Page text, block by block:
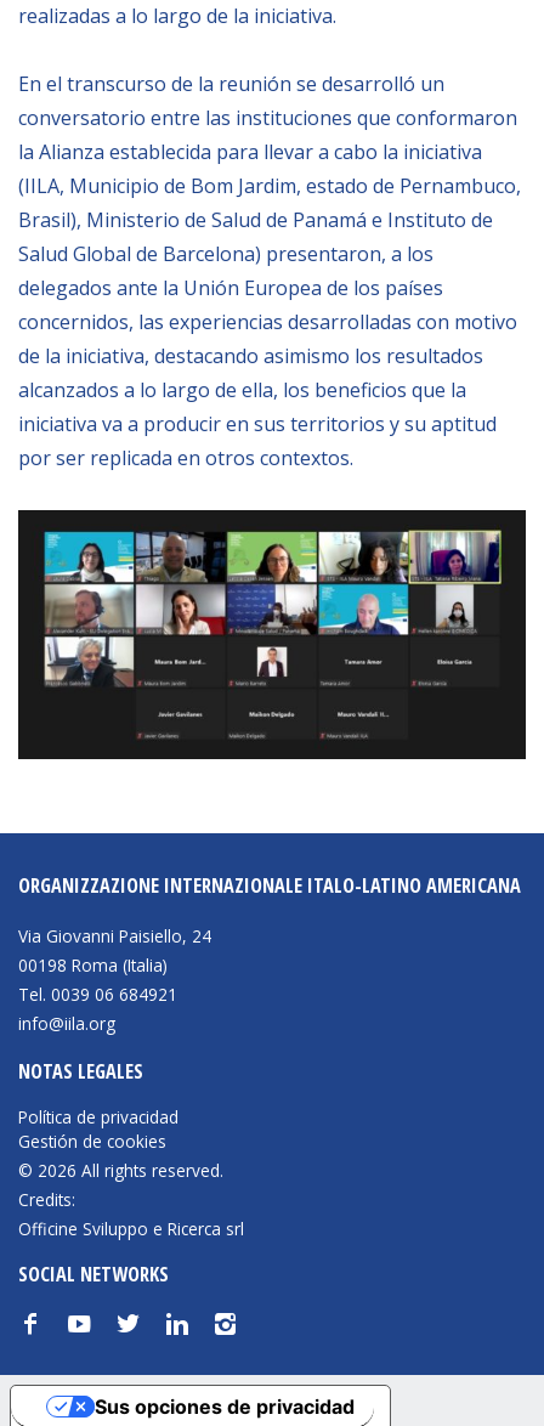
OPORTUNIDADES
Convocatorias
Becas
Alta Formación
Para las empresas
Registro de proveedores
Contratos/Acuerdos/Grant
NEWSLETTER
realizadas a lo largo de la iniciativa.
En el transcurso de la reunión se desarrolló un
conversatorio entre las instituciones que conformaron
la Alianza establecida para llevar a cabo la iniciativa
(IILA, Municipio de Bom Jardim, estado de Pernambuco,
Brasil), Ministerio de Salud de Panamá e Instituto de
Salud Global de Barcelona) presentaron, a los
delegados ante la Unión Europea de los países
concernidos, las experiencias desarrolladas con motivo
de la iniciativa, destacando asimismo los resultados
alcanzados a lo largo de ella, los beneficios que la
iniciativa va a producir en sus territorios y su aptitud
por ser replicada en otros contextos.
ORGANIZZAZIONE INTERNAZIONALE ITALO-LATINO AMERICANA
Via Giovanni Paisiello, 24
00198 Roma (Italia)
Tel. 0039 06 684921
info@iila.org
NOTAS LEGALES
Política de privacidad
Gestión de cookies
© 2026 All rights reserved.
Credits:
Officine Sviluppo e Ricerca srl
SOCIAL NETWORKS
f y t n i
Sus opciones de privacidad